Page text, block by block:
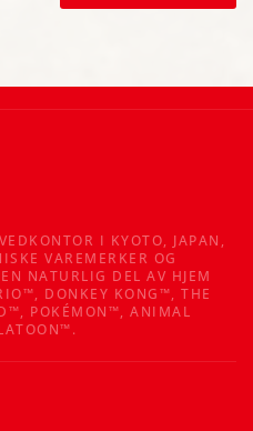
I KYOTO, JAPAN,
VAREMERKER OG
NATURLIG DEL AV HJEM
DONKEY KONG™, THE
POKÉMON™, ANIMAL